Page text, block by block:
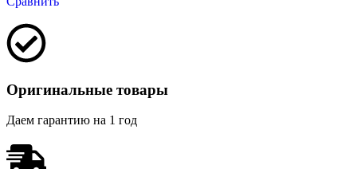
Оригинальные товары
Даем гарантию на 1 год